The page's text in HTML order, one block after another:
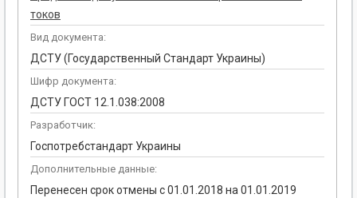
токов
Вид документа:
ДСТУ (Государственный Стандарт Украины)
Шифр документа:
ДСТУ ГОСТ 12.1.038:2008
Разработчик:
Госпотребстандарт Украины
Дополнительные данные:
Перенесен срок отмены с 01.01.2018 на 01.01.2019